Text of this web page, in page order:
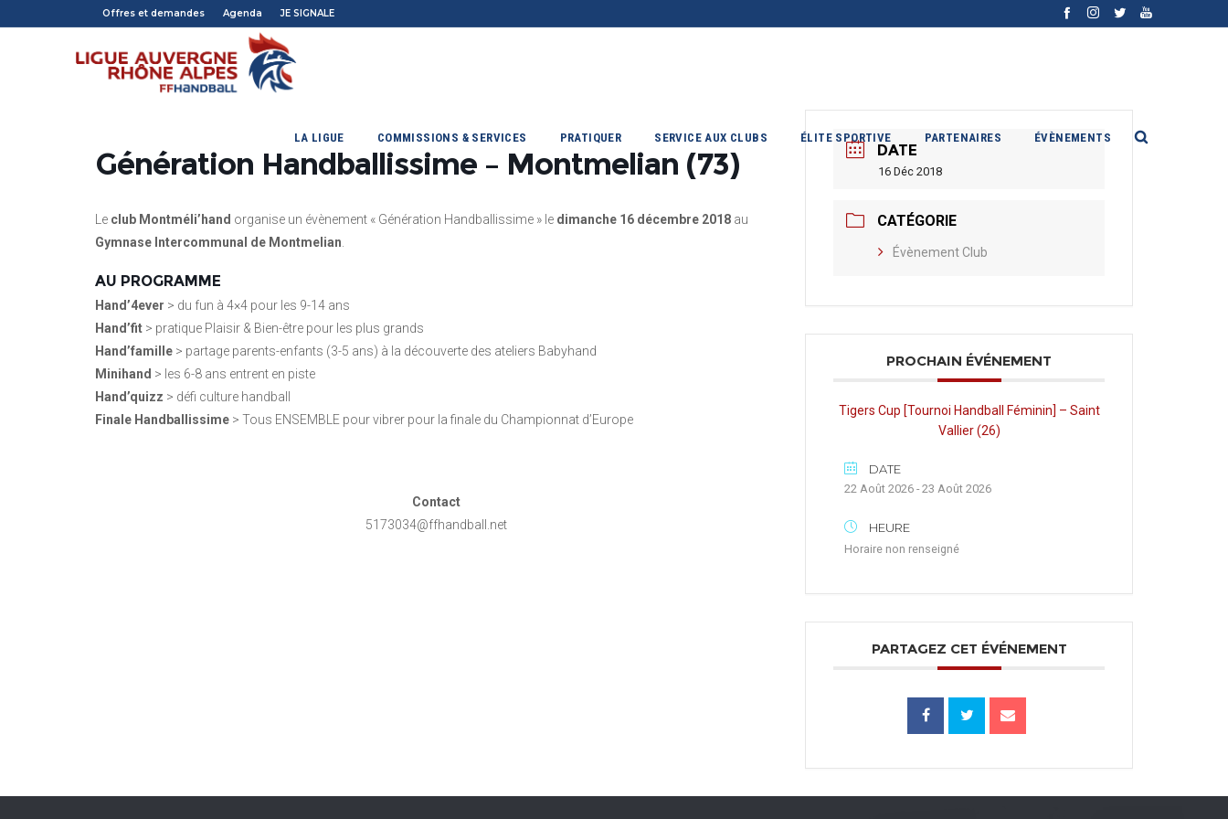
Offres et demandes Agenda JE SIGNALE
LA LIGUE COMMISSIONS & SERVICES PRATIQUER SERVICE AUX CLUBS ÉLITE SPORTIVE PARTENAIRES ÉVÈNEMENTS
Génération Handballissime – Montmelian (73)
Le club Montméli’hand organise un évènement « Génération Handballissime » le dimanche 16 décembre 2018 au
Gymnase Intercommunal de Montmelian
AU PROGRAMME
Hand’4ever > du fun à 4×4 pour les 9-14 ans
Hand’fit > pratique Plaisir & Bien-être pour les plus grands
Hand’famille > partage parents-enfants (3-5 ans) à la découverte des ateliers Babyhand
Minihand > les 6-8 ans entrent en piste
Hand’quizz > défi culture handball
Finale Handballissime > Tous ENSEMBLE pour vibrer pour la finale du Championnat d’Europe
Contact
5173034@ffhandball.net
DATE
16 Déc 2018
CATÉGORIE
Évènement Club
PROCHAIN ÉVÉNEMENT
Tigers Cup [Tournoi Handball Féminin] – Saint
Vallier (26)
DATE
22 Août 2026 - 23 Août 2026
HEURE
Horaire non renseigné
PARTAGEZ CET ÉVÉNEMENT